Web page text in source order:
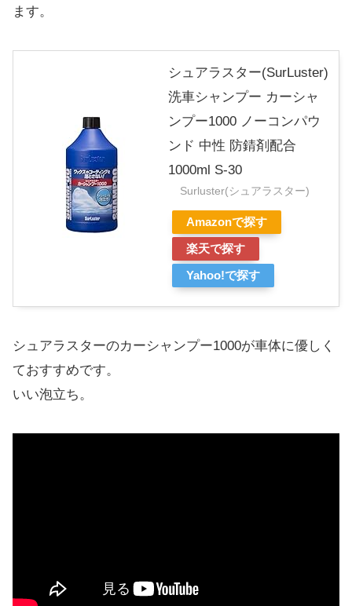
ます。
シュアラスター(SurLuster)
洗車シャンプー カーシャ
ンプー1000 ノーコンパウ
ンド 中性 防錆剤配合
1000ml S-30
Surluster(シュアラスター)
Amazonで探す
楽天で探す
Yahoo!で探す
シュアラスターのカーシャンプー1000が車体に優しく
ておすすめです。
いい泡立ち。